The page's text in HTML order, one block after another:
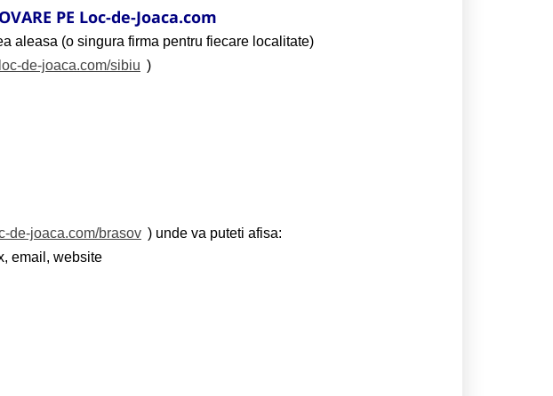
PE Loc-de-Joaca.com
aleasa (o singura firma pentru fiecare localitate)
de-joaca.com/sibiu )
de-joaca.com/brasov ) unde va puteti afisa:
email, website